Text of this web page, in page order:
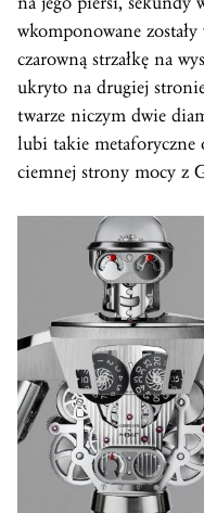
wkomponowane
czarowną strzałkę na
ukryto na drugiej
twarze niczym dwie
lubi takie metaforyczne
ciemnej strony mocy z